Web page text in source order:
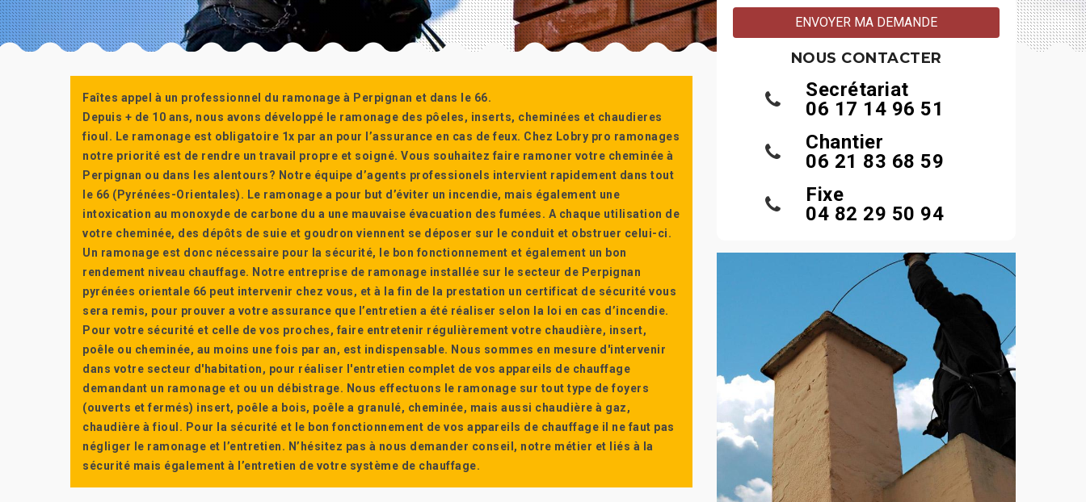
Faîtes appel à un professionnel du ramonage à Perpignan et dans le 66.
Depuis + de 10 ans, nous avons développé le ramonage des pôeles, inserts, cheminées et chaudieres
fioul. Le ramonage est obligatoire 1x par an pour l’assurance en cas de feux. Chez Lobry pro ramonages
notre priorité est de rendre un travail propre et soigné. Vous souhaitez faire ramoner votre cheminée à
Perpignan ou dans les alentours? Notre équipe d’agents professionels intervient rapidement dans tout
le 66 (Pyrénées-Orientales). Le ramonage a pour but d’éviter un incendie, mais également une
intoxication au monoxyde de carbone du a une mauvaise évacuation des fumées. A chaque utilisation de
votre cheminée, des dépôts de suie et goudron viennent se déposer sur le conduit et obstruer celui-ci.
Un ramonage est donc nécessaire pour la sécurité, le bon fonctionnement et également un bon
rendement niveau chauffage. Notre entreprise de ramonage installée sur le secteur de Perpignan
pyrénées orientale 66 peut intervenir chez vous, et à la fin de la prestation un certificat de sécurité vous
sera remis, pour prouver a votre assurance que l’entretien a été réaliser selon la loi en cas d’incendie.
Pour votre sécurité et celle de vos proches, faire entretenir régulièrement votre chaudière, insert,
poêle ou cheminée, au moins une fois par an, est indispensable. Nous sommes en mesure d'intervenir
dans votre secteur d'habitation, pour réaliser l'entretien complet de vos appareils de chauffage
demandant un ramonage et ou un débistrage. Nous effectuons le ramonage sur tout type de foyers
(ouverts et fermés) insert, poêle a bois, poêle a granulé, cheminée, mais aussi chaudière à gaz,
chaudière à fioul. Pour la sécurité et le bon fonctionnement de vos appareils de chauffage il ne faut pas
négliger le ramonage et l’entretien. N’hésitez pas à nous demander conseil, notre métier et liés à la
sécurité mais également à l’entretien de votre système de chauffage.
NOUS CONTACTER
Secrétariat
06 17 14 96 51
Chantier
06 21 83 68 59
Fixe
04 82 29 50 94